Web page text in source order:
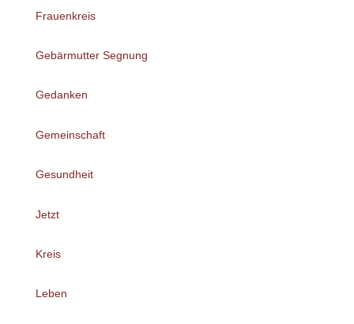
Frauenkreis
Gebärmutter Segnung
Gedanken
Gemeinschaft
Gesundheit
Jetzt
Kreis
Leben